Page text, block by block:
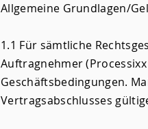
Allgemeine Grundlagen/
1.1 Für sämtliche
Auftragnehmer
Geschäftsbedingungen.
Vertragsabschlusses